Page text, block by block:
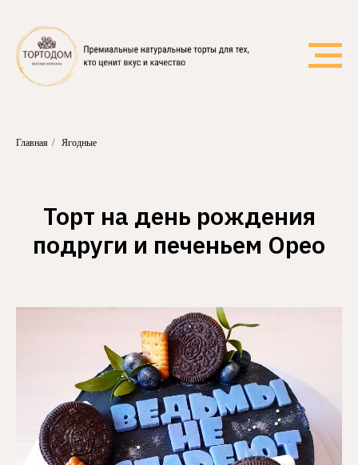
Главная / Ягодные
Торт на день рождения
подруги и печеньем Орео